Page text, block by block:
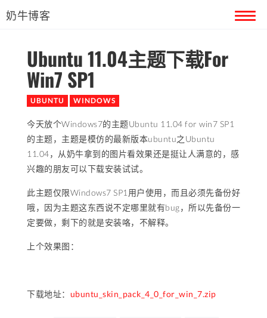
奶牛博客
首页
Ubuntu 11.04主题下载For
Win7 SP1
UBUNTU WINDOWS
今天放个Windows7的主题Ubuntu 11.04 for win7 SP1
的主题，主题是模仿的最新版本ubuntu之Ubuntu
11.04，从奶牛拿到的图片看效果还是挺让人满意的，感
兴趣的朋友可以下载安装试试。
此主题仅限Windows7 SP1用户使用，而且必须先备份好
哦，因为主题这东西说不定哪里就有bug，所以先备份一
定要做，剩下的就是安装咯，不解释。
上个效果图：
下载地址： ubuntu_skin_pack_4_0_for_win_7.zip